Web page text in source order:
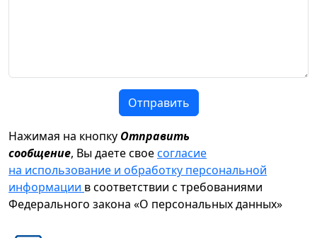
Отправить
Нажимая на кнопку Отправить
сообщение, Вы даете своесогласие
на использование и обработку персональной
информации в соответствии с требованиями
Федерального закона «О персональных данных»